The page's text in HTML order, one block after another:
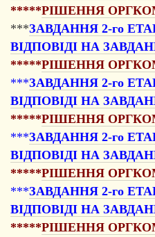
*****РІШЕННЯ
***ЗАВДАННЯ 2-го
ВІДПОВІДІ НА
*****РІШЕННЯ
***ЗАВДАННЯ 2-го
ВІДПОВІДІ НА
*****РІШЕННЯ
***ЗАВДАННЯ 2-го
ВІДПОВІДІ НА
*****РІШЕННЯ
***ЗАВДАННЯ 2-го
ВІДПОВІДІ НА
*****РІШЕННЯ